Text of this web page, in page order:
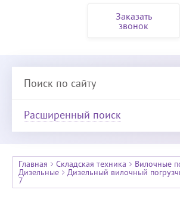
Заказать
звонок
Расширенный поиск
Главная Складская техника Вилочные
Дизельные Дизельный вилочный
7